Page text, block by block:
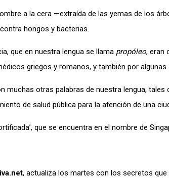
a la cera —extraída de las yemas de los
hongos y bacterias.
que en nuestra lengua se llama propóleo, eran
griegos y romanos, y también por algunas
muchas otras palabras de nuestra lengua, tales
de salud pública para la atención de una
que se encuentra en el nombre de
, actualiza los martes con los secretos que